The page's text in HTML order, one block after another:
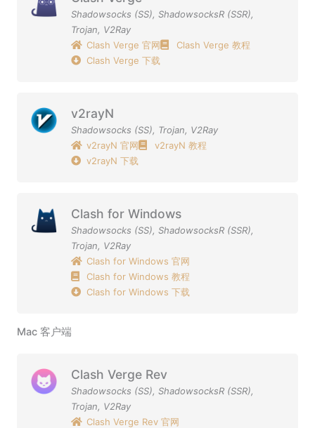
Shadowsocks (SS), ShadowsocksR (SSR),
Trojan, V2Ray
Clash Verge 官网
Clash Verge 教程
Clash Verge 下载
v2rayN
Shadowsocks (SS), Trojan, V2Ray
v2rayN 官网
v2rayN 教程
v2rayN 下载
Clash for Windows
Shadowsocks (SS), ShadowsocksR (SSR),
Trojan, V2Ray
Clash for Windows 官网
Clash for Windows 教程
Clash for Windows 下载
Mac 客户端
Clash Verge Rev
Shadowsocks (SS), ShadowsocksR (SSR),
Trojan, V2Ray
Clash Verge Rev 官网